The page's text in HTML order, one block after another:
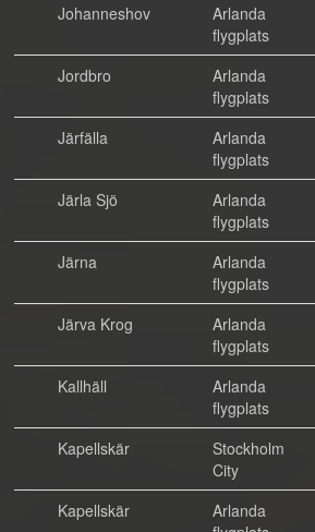
Johanneshov
Arlanda
flygplats
Jordbro
Arlanda
flygplats
Järfälla
Arlanda
flygplats
Järla Sjö
Arlanda
flygplats
Järna
Arlanda
flygplats
Järva Krog
Arlanda
flygplats
Kallhäll
Arlanda
flygplats
Kapellskär
Stockholm
City
Kapellskär
Arlanda